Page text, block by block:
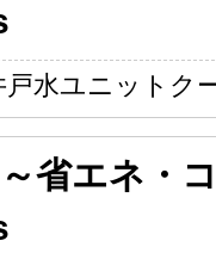
水ユニットク
省エネ・